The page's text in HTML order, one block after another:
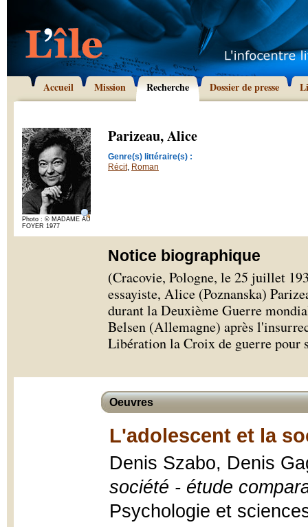
Accueil Mission Recherche Dossier de presse
Photo : © MADAME AU
FOYER 1977
Parizeau, Alice
Genre(s) littéraire(s) :
Récit, Roman
Notice biographique
(Cracovie, Pologne, le 25 juillet
essayiste, Alice (Poznanska)
durant la Deuxième Guerre
Belsen (Allemagne) après
Libération la Croix de guerre pour
Oeuvres
L'adolescent et la
Denis Szabo, Denis
société - étude
Psychologie et